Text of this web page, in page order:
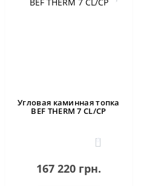
Угловая каминная топка
BEF THERM 7 CL/CP
0
167 220 грн.